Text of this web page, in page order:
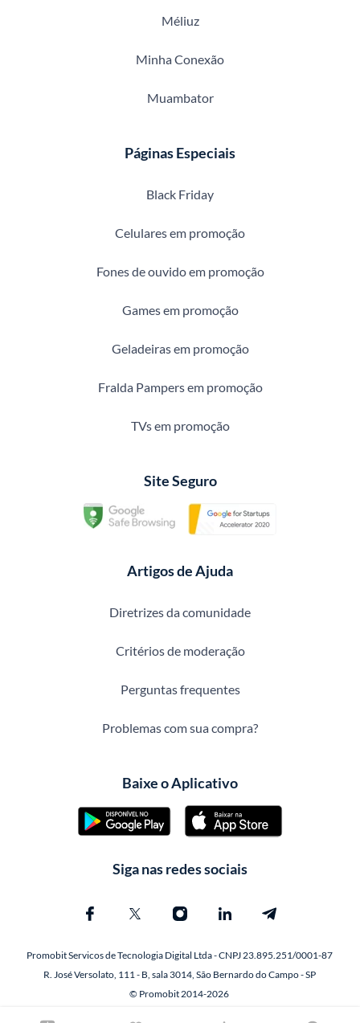
Méliuz
Minha Conexão
Muambator
Páginas Especiais
Black Friday
Celulares em promoção
Fones de ouvido em promoção
Games em promoção
Geladeiras em promoção
Fralda Pampers em promoção
TVs em promoção
Site Seguro
Artigos de Ajuda
Diretrizes da comunidade
Critérios de moderação
Perguntas frequentes
Problemas com sua compra?
Baixe o Aplicativo
Siga nas redes sociais
Promobit Servicos de Tecnologia Digital Ltda - CNPJ 23.895.251/0001-87
R. José Versolato, 111 - B, sala 3014, São Bernardo do Campo - SP
© Promobit 2014-2026